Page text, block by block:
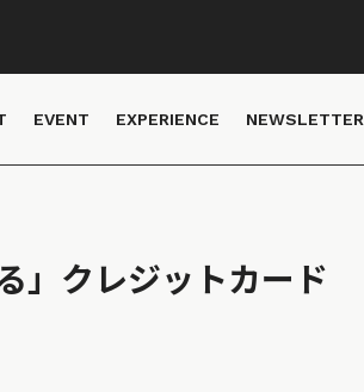
EVENT EXPERIENCE NEWSLETTER
」クレジットカード